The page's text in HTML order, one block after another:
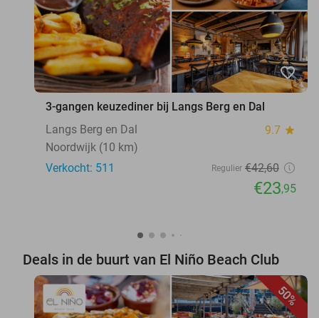
favorite_border
3-gangen keuzediner bij Langs Berg en Dal
Langs Berg en Dal
9.7 star
Noordwijk (10 km)
Verkocht: 511
Regulier €42,60
€23,95
Deals in de buurt van El Niño Beach Club
50%